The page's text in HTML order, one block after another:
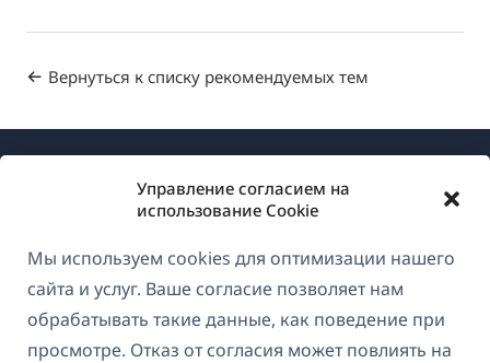
Управление согласием на
использование Cookie
Мы используем cookies для оптимизации нашего
сайта и услуг. Ваше согласие позволяет нам
обрабатывать такие данные, как поведение при
просмотре. Отказ от согласия может повлиять на
Вернуться к списку рекомендуемых тем
О WPML
GDPR и политика конфиденциальности
Присоединяйтесь к нашей команде